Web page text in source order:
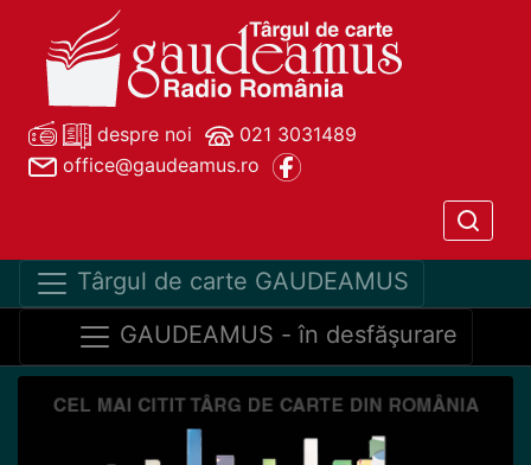
despre noi
021 3031489
office@gaudeamus.ro
Târgul de carte GAUDEAMUS
GAUDEAMUS - în desfăşurare